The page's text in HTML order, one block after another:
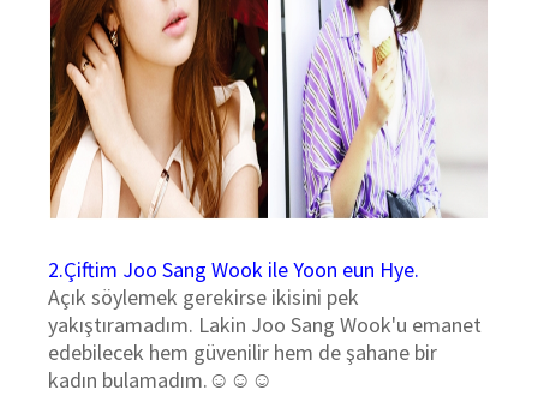
2.Çiftim Joo Sang Wook ile Yoon eun Hye.
Açık söylemek gerekirse ikisini pek
yakıştıramadım. Lakin Joo Sang Wook'u emanet
edebilecek hem güvenilir hem de şahane bir
kadın bulamadım.☺☺☺